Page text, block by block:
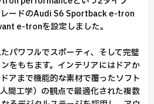
レードのAudi S6 Sportback e-tron
e-tronを設定しました。
パワフルでスポーティ、そして完璧
をもちます。インテリアにはドアか
アまで機能的な素材で覆ったソフト
間工学）の観点で最適化された複数